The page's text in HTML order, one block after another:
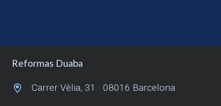
Reformas Duaba
Carrer Vèlia, 31 · 08016 Barcelona